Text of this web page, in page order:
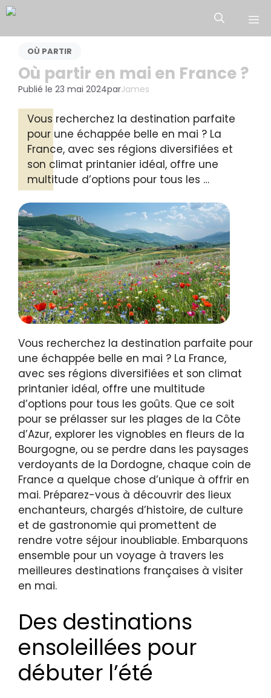
Aller
contenu
OÙ PARTIR
Où partir en mai en France ?
Publié le 23 mai 2024parJames
Vous recherchez la destination parfaite
pour une échappée belle en mai ? La
France, avec ses régions diversifiées et
son climat printanier idéal, offre une
multitude d’options pour tous les …
Vous recherchez la destination parfaite pour
une échappée belle en mai ? La France,
avec ses régions diversifiées et son climat
printanier idéal, offre une multitude
d’options pour tous les goûts. Que ce soit
pour se prélasser sur les plages de la Côte
d’Azur, explorer les vignobles en fleurs de la
Bourgogne, ou se perdre dans les paysages
verdoyants de la Dordogne, chaque coin de
France a quelque chose d’unique à offrir en
mai. Préparez-vous à découvrir des lieux
enchanteurs, chargés d’histoire, de culture
et de gastronomie qui promettent de
rendre votre séjour inoubliable. Embarquons
ensemble pour un voyage à travers les
meilleures destinations françaises à visiter
en mai.
Des destinations
ensoleillées pour
débuter l’été